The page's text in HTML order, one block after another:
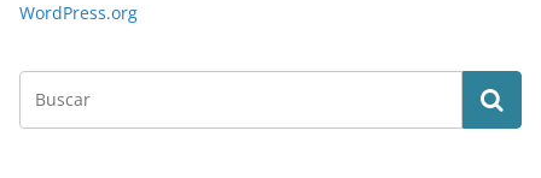
WordPress.org